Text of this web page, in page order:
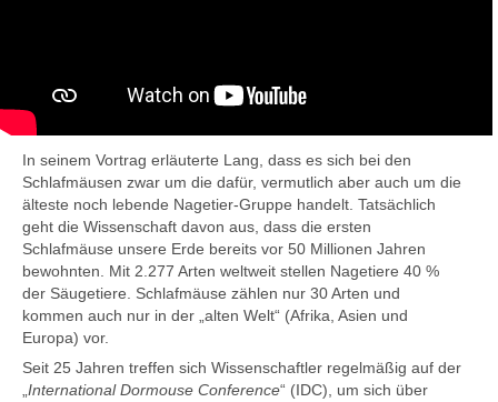
In seinem Vortrag erläuterte Lang, dass es sich bei den
Schlafmäusen zwar um die dafür, vermutlich aber auch um die
älteste noch lebende Nagetier-Gruppe handelt. Tatsächlich
geht die Wissenschaft davon aus, dass die ersten
Schlafmäuse unsere Erde bereits vor 50 Millionen Jahren
bewohnten. Mit 2.277 Arten weltweit stellen Nagetiere 40 %
der Säugetiere. Schlafmäuse zählen nur 30 Arten und
kommen auch nur in der „alten Welt“ (Afrika, Asien und
Europa) vor.
Seit 25 Jahren treffen sich Wissenschaftler regelmäßig auf der
„International Dormouse Conference“ (IDC), um sich über